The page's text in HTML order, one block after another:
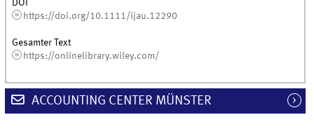
DOI
https://doi.org/10.1111/ijau.12290
Gesamter Text
https://onlinelibrary.wiley.com/
ACCOUNTING CENTER MÜNSTER